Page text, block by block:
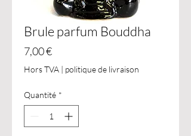
Brule parfum Bouddha
7,00 €Prix
Hors TVA | politique de livraison
Quantité *